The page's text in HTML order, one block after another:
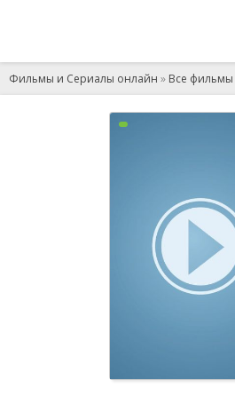
Фильмы и Сериалы онлайн » Все фильмы